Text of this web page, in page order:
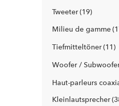
Tweeter 19
Milieu de gamme
Tiefmitteltöner 11
Woofer /
Haut-parleurs
Kleinlautsprecher